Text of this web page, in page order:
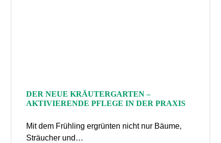
DER NEUE KRÄUTERGARTEN –
AKTIVIERENDE PFLEGE IN DER PRAXIS
Mit dem Frühling ergrünten nicht nur Bäume,
Sträucher und…